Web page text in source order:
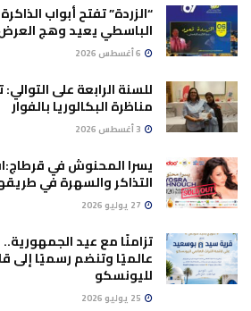
“الزردة” تفتح أبواب
الباسطي يعيد وهج
للسنة الرابعة على
مناظرة البكالوريا بالفوار
يسرا المحنوش في
التذاكر والسهرة في
تزامنًا مع عيد
عالميًا وتنضم رسميًا إلى
لليونسكو